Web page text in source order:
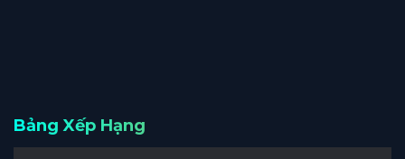
Bảng Xếp Hạng